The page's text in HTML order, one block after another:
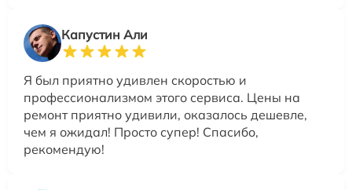
Капустин Али
Я был приятно удивлен скоростью и
профессионализмом этого сервиса. Цены на
ремонт приятно удивили, оказалось дешевле,
чем я ожидал! Просто супер! Спасибо,
рекомендую!